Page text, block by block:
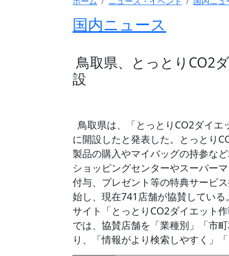
国内ニュース
鳥取県、とっとりCO2
設
鳥取県は、「とっとりCO2ダイ
に開設したと発表した。とっとり
製品の購入やマイバッグの持参な
ショッピングセンターやスーパー
付与、プレゼント等の特典サービ
始し、現在741店舗が協賛してい
サイト「とっとりCO2ダイエット
では、協賛店舗を「業種別」「市
り、「情報がより検索しやすく」